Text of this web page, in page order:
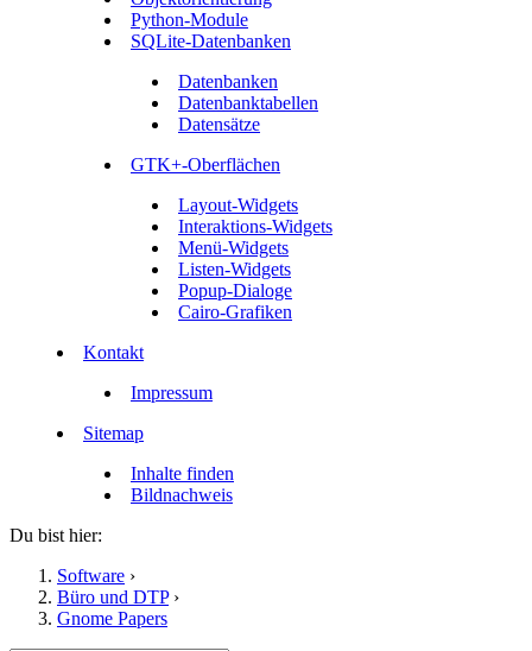
Python-Module
SQLite-Datenbanken
Datenbanken
Datenbanktabellen
Datensätze
GTK+-Oberflächen
Layout-Widgets
Interaktions-Widgets
Menü-Widgets
Listen-Widgets
Popup-Dialoge
Cairo-Grafiken
Kontakt
Impressum
Sitemap
Inhalte finden
Bildnachweis
Du bist hier:
Software ›
Büro und DTP ›
Gnome Papers